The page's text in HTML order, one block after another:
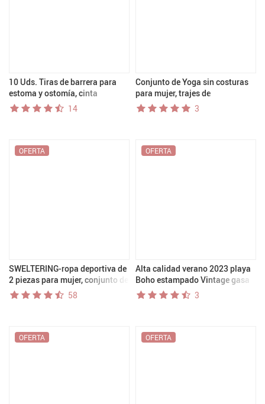
10 Uds. Tiras de barrera para
estoma y ostomía, cinta
adhesiva para fijación a presión,
bolsa de colostomía a prueba de
14
Conjunto de Yoga sin costuras
para mujer, trajes de
entrenamiento para gimnasio,
ropa atlética, Legging, sujetador
Uds.
3
SWELTERING-ropa deportiva de
2 piezas para mujer, conjunto de
Yoga, ropa de gimnasio, trajes
de Yoga, conjunto de Fitness,
OFERTA
58
Alta calidad verano 2023 playa
Boho estampado Vintage gasa
vestido con cuello en V elegante
bata de fiesta Vestidos de
OFERTA
3
OFERTA OFERTA